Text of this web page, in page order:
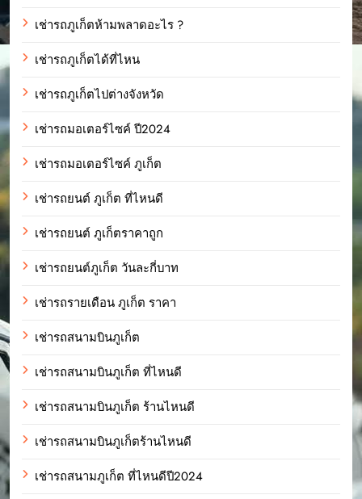
เช่ารถภูเก็ตห้ามพลาดอะไร ?
เช่ารถภูเก็ตได้ที่ไหน
เช่ารถภูเก็ตไปต่างจังหวัด
เช่ารถมอเตอร์ไซค์ ปี2024
เช่ารถมอเตอร์ไซค์ ภูเก็ต
เช่ารถยนต์ ภูเก็ต ที่ไหนดี
เช่ารถยนต์ ภูเก็ตราคาถูก
เช่ารถยนต์ภูเก็ต วันละกี่บาท
เช่ารถรายเดือน ภูเก็ต ราคา
เช่ารถสนามบินภูเก็ต
เช่ารถสนามบินภูเก็ต ที่ไหนดี
เช่ารถสนามบินภูเก็ต ร้านไหนดี
เช่ารถสนามบินภูเก็ตร้านไหนดี
เช่ารถสนามภูเก็ต ที่ไหนดีปี2024